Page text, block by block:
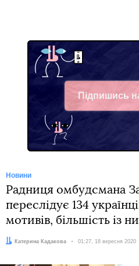
Підпишись
Telegram
Новини
Радниця омбудсмана
переслідує 134
мотивів, більшість із
Автор:Катерина Кадакова Дата:
01:27, 18 вересня 2020